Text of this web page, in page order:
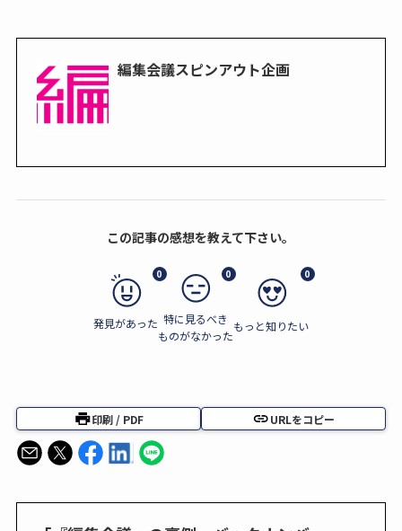
編集会議スピンアウト企画
この記事の感想を教えて下さい。
0
発見があった
0
特に見るべき
ものがなかった
0
もっと知りたい
印刷 / PDF URLをコピー